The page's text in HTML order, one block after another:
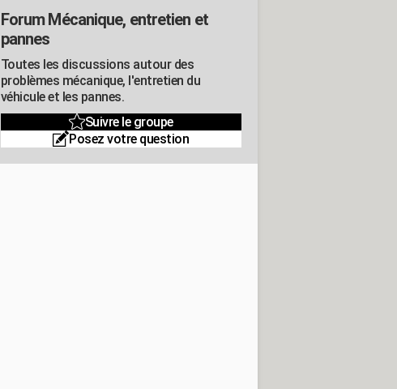
Forum Mécanique, entretien et
pannes
Toutes les discussions autour des
problèmes mécanique, l'entretien du
véhicule et les pannes.
Suivre le groupe
Posez votre question